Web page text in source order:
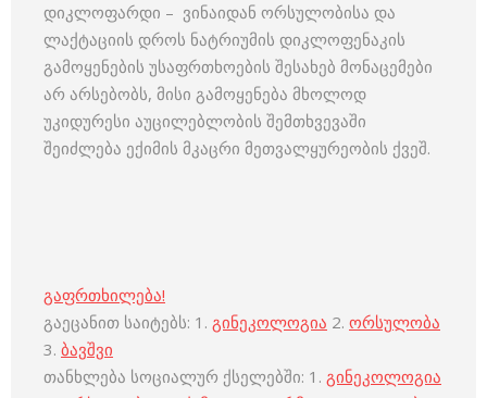
დიკლოფარდი – ვინაიდან ორსულობისა და
ლაქტაციის დროს ნატრიუმის დიკლოფენაკის
გამოყენების უსაფრთხოების შესახებ მონაცემები
არ არსებობს, მისი გამოყენება მხოლოდ
უკიდურესი აუცილებლობის შემთხვევაში
შეიძლება ექიმის მკაცრი მეთვალყურეობის ქვეშ.
გაფრთხილება!
გაეცანით საიტებს: 1. გინეკოლოგია 2. ორსულობა
3. ბავშვი
თანხლება სოციალურ ქსელებში: 1. გინეკოლოგია